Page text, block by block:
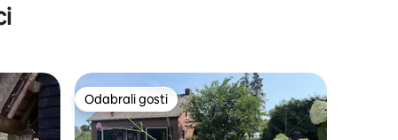
Odabrali gosti
Odabrali gosti